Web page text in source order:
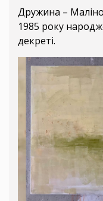
Дружина –
1985 року
декреті.